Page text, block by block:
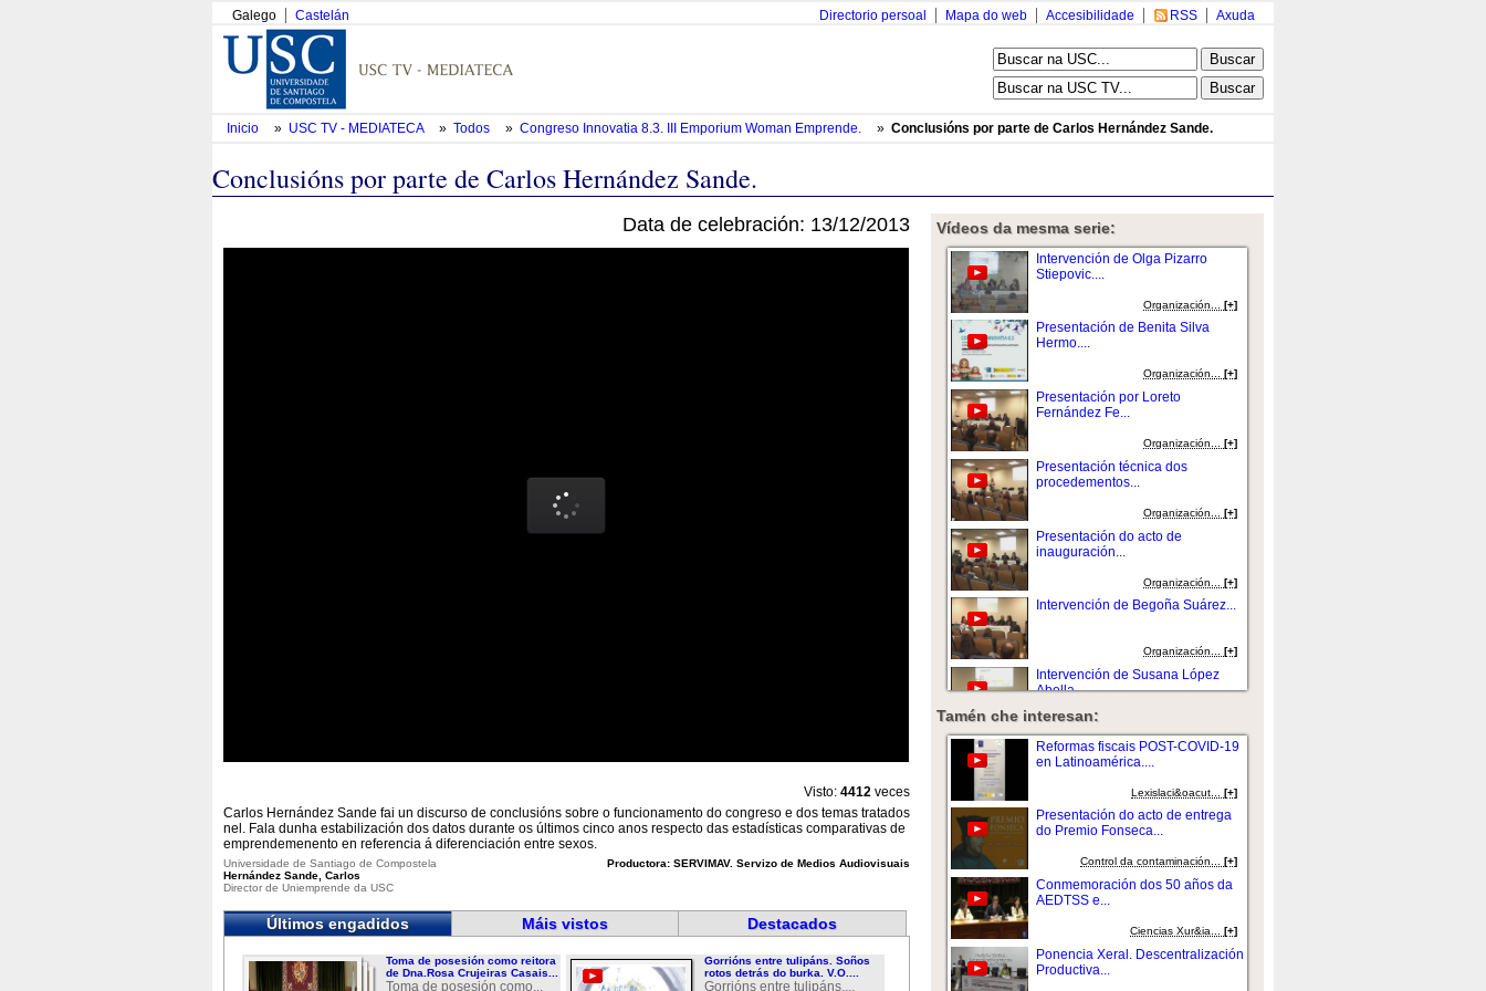
Galego Castelán Axuda
RSS
Accesibilidade
Mapa do web
Directorio persoal
Inicio » USC TV - MEDIATECA » Todos » Congreso Innovatia 8.3. III Emporium Woman Emprende. » Conclusións por parte de Carlos Hernández Sande.
Conclusións por parte de Carlos Hernández Sande.
Data de celebración: 13/12/2013
Visto: 4412 veces
Carlos Hernández Sande fai un discurso de conclusións sobre o funcionamento do congreso e dos temas tratados
nel. Fala dunha estabilización dos datos durante os últimos cinco anos respecto das estadísticas comparativas de
emprendemenento en referencia á diferenciación entre sexos.
Productora: SERVIMAV. Servizo de Medios Audiovisuais
Universidade de Santiago de Compostela
Hernández Sande, Carlos
Director de Uniemprende da USC
Últimos engadidos Máis vistos Destacados
Toma de posesión como reitora
de Dna.Rosa Crujeiras Casais...
Toma de posesión como...
Gorrións entre tulipáns. Soños
rotos detrás do burka. V.O....
Gorrións entre tulipáns....
Vídeos da mesma serie:
Intervención de Olga Pizarro
Stiepovic....
Organización...[+]
Presentación de Benita Silva
Hermo....
Organización... [+]
Presentación por Loreto
Fernández Fe...
Organización...[+]
Presentación técnica dos
procedementos...
Organización...[+]
Presentación do acto de
inauguración...
Organización...[+]
Intervención de Begoña Suárez...
Organización...[+]
Intervención de Susana López
Abella....
Presentación da mesa por Carlos
Hernández...
Organización...[+]
Intervención de Eva Levy....
Organización...[+]
Intervención de Juan Casares
Long....
Organización...[+]
Debate....
Tamén che interesan:
Reformas fiscais POST-COVID-19
en Latinoamérica....
Lexislaci&oacut...[+]
Presentación do acto de entrega
do Premio Fonseca...
Control da contaminación... [+]
Conmemoración dos 50 años da
AEDTSS e...
Ciencias Xur&ia...[+]
Ponencia Xeral. Descentralización
Productiva...